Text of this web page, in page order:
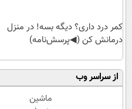
کمر درد داری؟ دیگه بسه! در منزل
درمانش کن (◀پرسش‌نامه)
از سراسر وب
ماشین